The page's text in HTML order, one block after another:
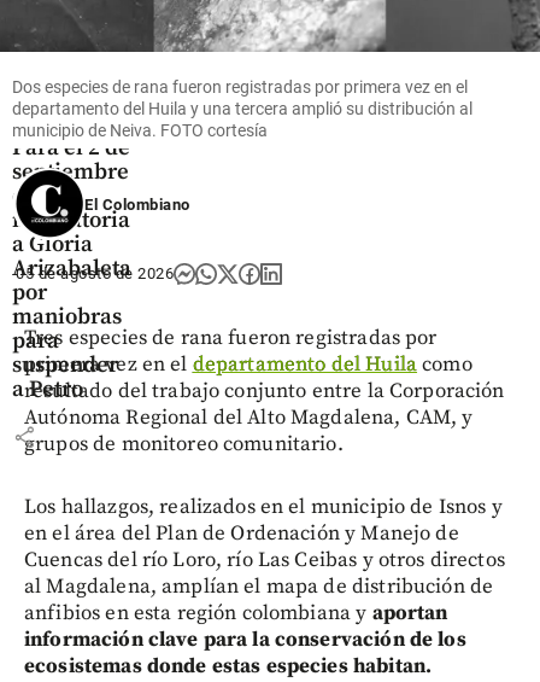
Colombia
Para el 2 de
septiembre
quedó
indagatoria
a Gloria
Arizabaleta
por
maniobras
para
suspender
a Petro
share
Dos especies de rana fueron registradas por primera vez en el
departamento del Huila y una tercera amplió su distribución al
municipio de Neiva. FOTO cortesía
El Colombiano
05 de agosto de 2026
Tres especies de rana fueron registradas por
primera vez en el departamento del Huilacomo
resultado del trabajo conjunto entre la Corporación
Autónoma Regional del Alto Magdalena, CAM, y
grupos de monitoreo comunitario.
Los hallazgos, realizados en el municipio de Isnos y
en el área del Plan de Ordenación y Manejo de
Cuencas del río Loro, río Las Ceibas y otros directos
al Magdalena, amplían el mapa de distribución de
anfibios en esta región colombiana y aportan
información clave para la conservación de los
ecosistemas donde estas especies habitan.